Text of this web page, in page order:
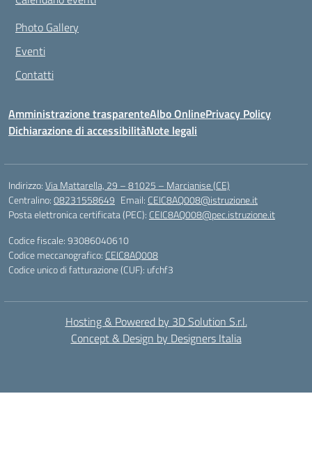
Photo Gallery
Eventi
Contatti
Amministrazione trasparenteAlbo OnlinePrivacy Policy
Dichiarazione di accessibilitàNote legali
Indirizzo:Via Mattarella, 29 – 81025 – Marcianise (CE)
Centralino:08231558649 Email: CEIC8AQ008@istruzione.it
Posta elettronica certificata (PEC): CEIC8AQ008@pec.istruzione.it
Codice fiscale: 93086040610
Codice meccanografico: CEIC8AQ008
Codice unico di fatturazione (CUF): ufchf3
Hosting & Powered by 3D Solution S.r.l.
Concept & Design by Designers Italia